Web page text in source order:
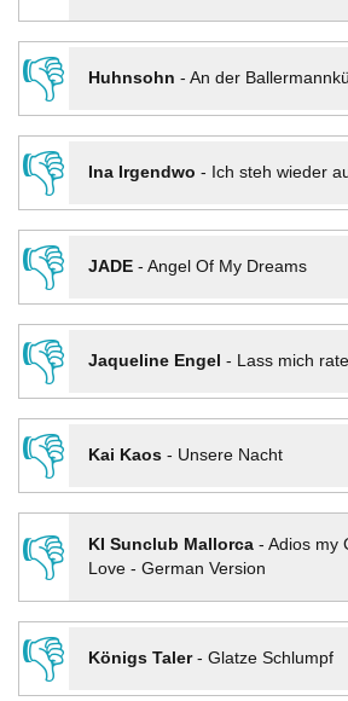
👎
Huhnsohn - An der
👎
Ina Irgendwo - Ich steh wieder
👎
JADE- Angel Of My Dreams
👎
Jaqueline Engel - Lass mich
👎
Kai Kaos- Unsere Nacht
👎
KI Sunclub Mallorca- Adios my
Love - German Version
👎
Königs Taler- Glatze Schlumpf